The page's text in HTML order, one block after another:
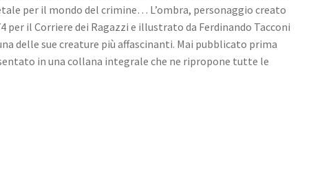
per il mondo del crimine… L’ombra, personaggio creato
per il Corriere dei Ragazzi e illustrato da Ferdinando Tacconi
delle sue creature più affascinanti. Mai pubblicato prima
in una collana integrale che ne ripropone tutte le